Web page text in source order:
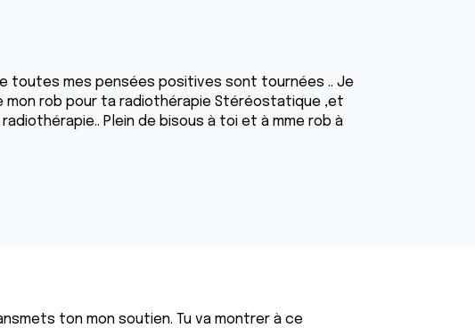
toutes mes pensées positives sont tournées .. Je
mon rob pour ta radiothérapie Stéréostatique ,et
Plein de bisous à toi et à mme rob à
ton mon soutien. Tu va montrer à ce